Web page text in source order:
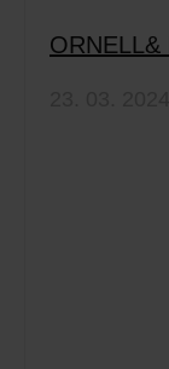
ORNELL&